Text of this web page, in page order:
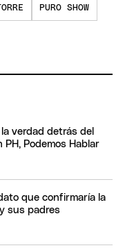
PURO SHOW
verdad detrás del
Podemos Hablar
que confirmaría la
sus padres